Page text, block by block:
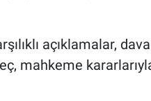
açıklamalar,
mahkeme